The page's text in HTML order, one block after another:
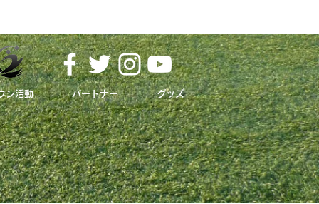
ン活動 パートナー グッズ
​ホームタウン